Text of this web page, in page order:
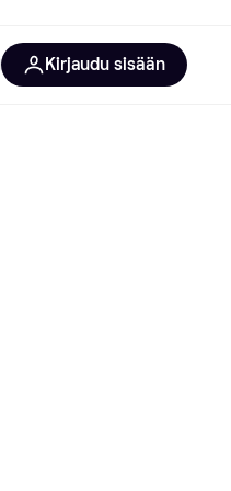
Kirjaudu sisään